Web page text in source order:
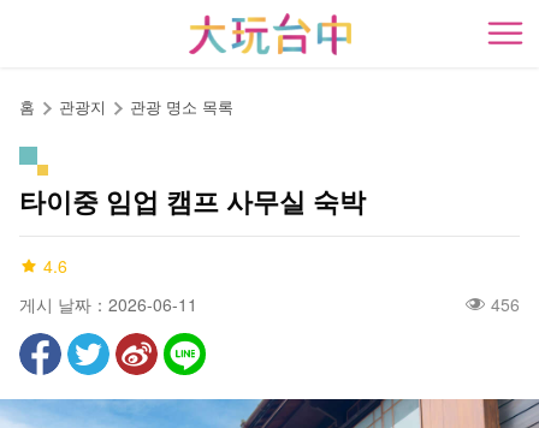
開
홈 관광지 관광 명소 목록
타이중 임업 캠프 사무실 숙박
4.6
게시 날짜：2026-06-11
456